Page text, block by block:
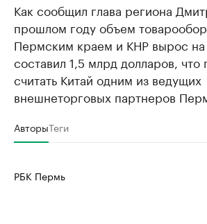
Как сообщил глава региона
прошлом году объем
Пермским краем и КНР вырос
составил 1,5 млрд долларов, что
считать Китай одним из ведущих
внешнеторговых партнеров
АвторыТеги
РБК Пермь